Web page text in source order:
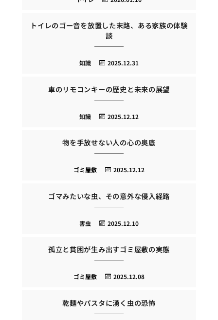
トイレのゴー音を放置した末路、ある家族の体験
談
2025.12.31
知識
車のリモコンキーの歴史と未来の展望
2025.12.12
知識
物を手放せない人の心の奥底
2025.12.12
ゴミ屋敷
ゴマみたいな虫、その意外な侵入経路
2025.12.10
害虫
孤立と貧困が生み出すゴミ屋敷の実態
2025.12.08
ゴミ屋敷
乾麺やパスタに湧く虫の恐怖